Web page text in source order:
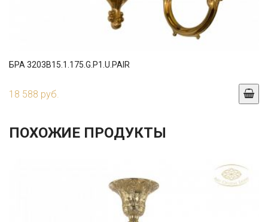
БРА 3203B15.1.175.G.P1.U.PAIR
18 588 руб.
ПОХОЖИЕ ПРОДУКТЫ